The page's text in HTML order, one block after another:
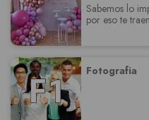
Sabemos lo
por eso te
Fotografia